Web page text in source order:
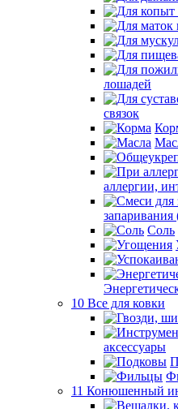
лошадей
связок
аллергии,
Соль
10 Все для ковки
аксессуары
11 Конюшенный